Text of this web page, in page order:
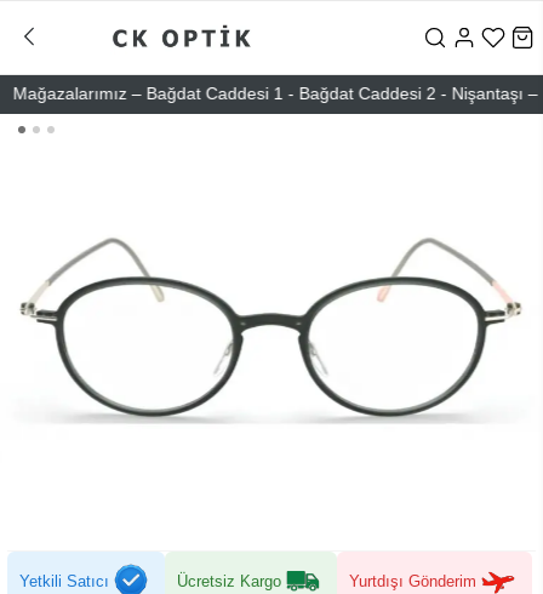
– Bağdat Caddesi 1 - Bağdat Caddesi 2 - Nişantaşı –
Yetkili Satıcı Ücretsiz Kargo Yurtdışı Gönderim